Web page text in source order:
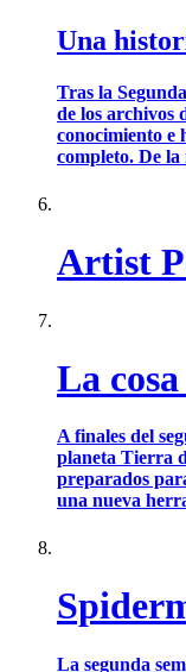
Una
Tras la
de los archivos
conocimiento e
completo. De la
Artist
La
A finales del
planeta Tierra
preparados
una nueva
La segunda